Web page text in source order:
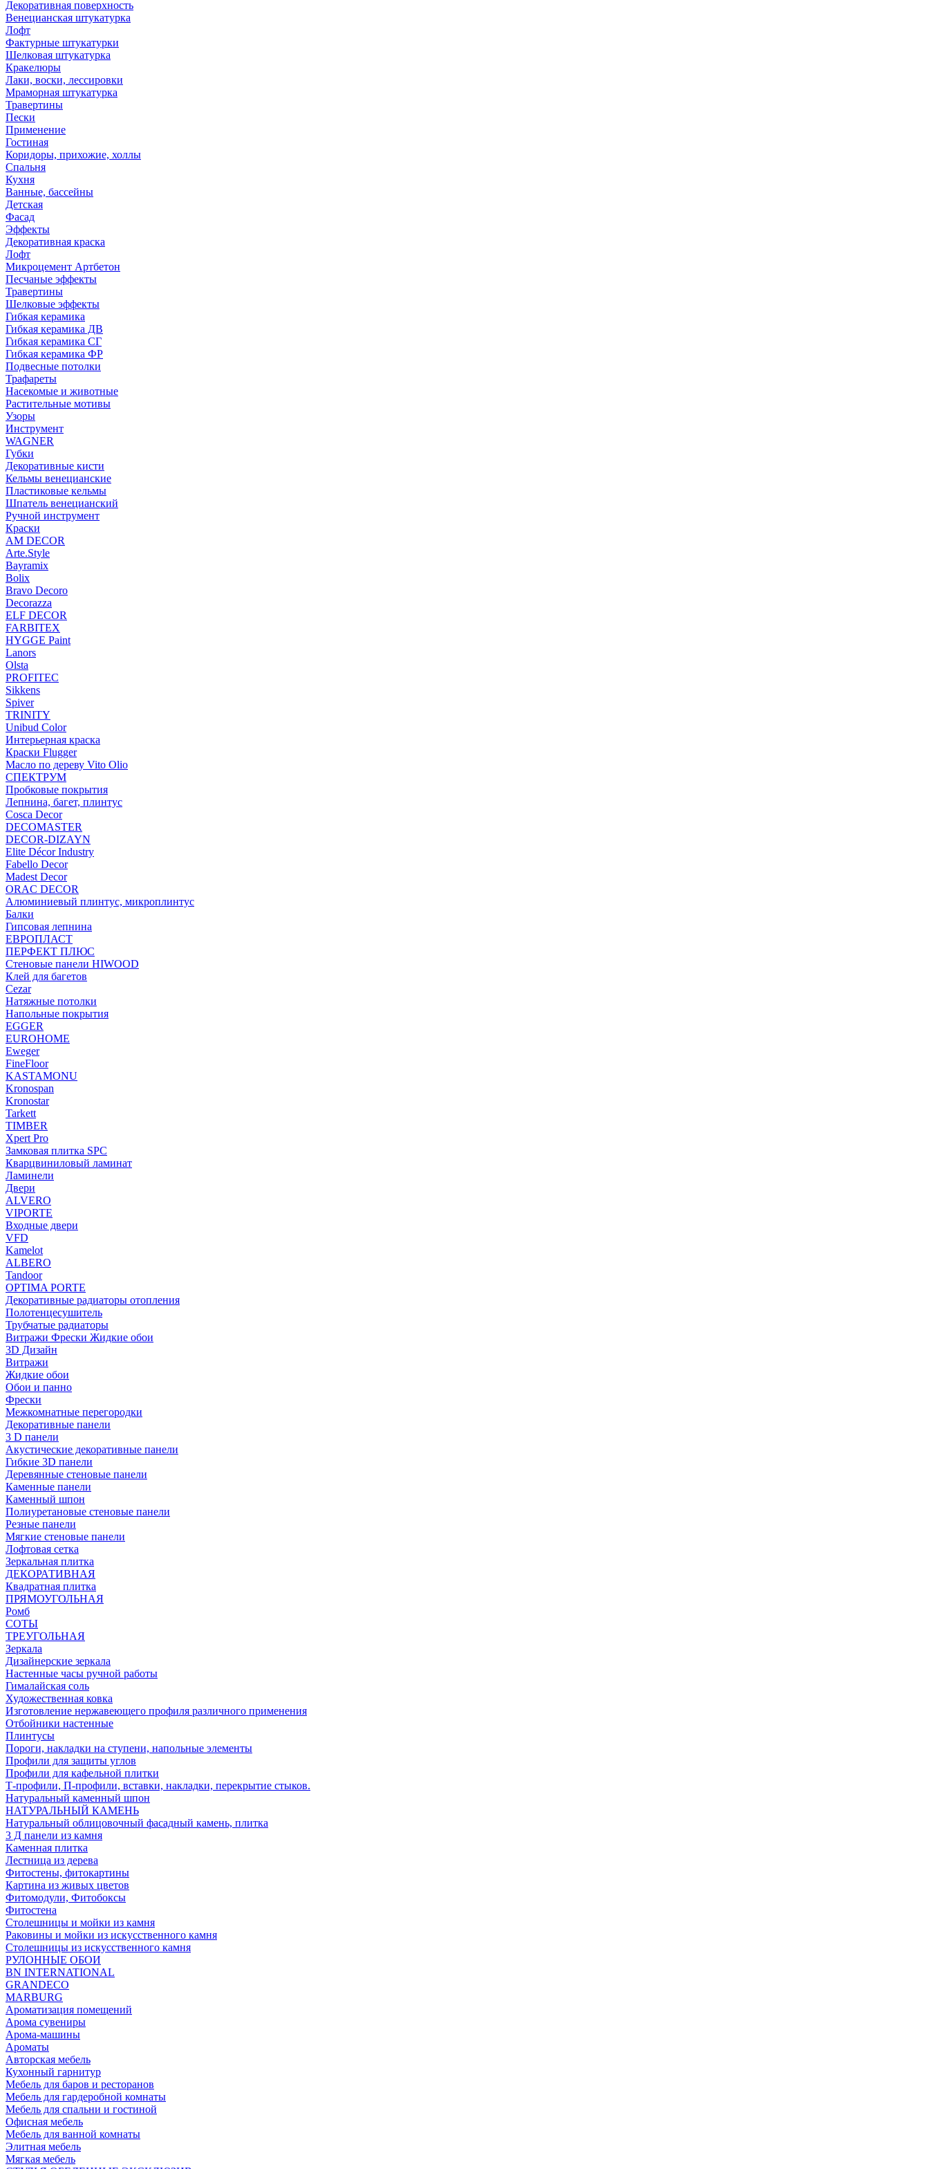
Декоративная поверхность
Венецианская штукатурка
Лофт
Фактурные штукатурки
Шелковая штукатурка
Кракелюры
Лаки, воски, лессировки
Мраморная штукатурка
Травертины
Пески
Применение
Гостиная
Коридоры, прихожие, холлы
Спальня
Кухня
Ванные, бассейны
Детская
Фасад
Эффекты
Декоративная краска
Лофт
Микроцемент Артбетон
Песчаные эффекты
Травертины
Шелковые эффекты
Гибкая керамика
Гибкая керамика ДВ
Гибкая керамика СГ
Гибкая керамика ФР
Подвесные потолки
Трафареты
Насекомые и животные
Растительные мотивы
Узоры
Инструмент
WAGNER
Губки
Декоративные кисти
Кельмы венецианские
Пластиковые кельмы
Шпатель венецианский
Ручной инструмент
Краски
AM DECOR
Arte.Style
Bayramix
Bolix
Bravo Decoro
Decorazza
ELF DECOR
FARBITEX
HYGGE Paint
Lanors
Olsta
PROFITEC
Sikkens
Spiver
TRINITY
Unibud Color
Интерьерная краска
Краски Flugger
Масло по дереву Vito Olio
СПЕКТРУМ
Пробковые покрытия
Лепнина, багет, плинтус
Cosca Decor
DECOMASTER
DECOR-DIZAYN
Elite Décor Industry
Fabello Decor
Madest Decor
ORAC DECOR
Алюминиевый плинтус, микроплинтус
Балки
Гипсовая лепнина
ЕВРОПЛАСТ
ПЕРФЕКТ ПЛЮС
Стеновые панели HIWOOD
Клей для багетов
Cezar
Натяжные потолки
Напольные покрытия
EGGER
EUROHOME
Eweger
FineFloor
KASTAMONU
Kronospan
Kronostar
Tarkett
TIMBER
Xpert Pro
Замковая плитка SPC
Кварцвиниловый ламинат
Ламинели
Двери
ALVERO
VIPORTE
Входные двери
VFD
Kamelot
ALBERO
Tandoor
OPTIMA PORTE
Декоративные радиаторы отопления
Полотенцесушитель
Трубчатые радиаторы
Витражи Фрески Жидкие обои
3D Дизайн
Витражи
Жидкие обои
Обои и панно
Фрески
Межкомнатные перегородки
Декоративные панели
3 D панели
Акустические декоративные панели
Гибкие 3D панели
Деревянные стеновые панели
Каменные панели
Каменный шпон
Полиуретановые стеновые панели
Резные панели
Мягкие стеновые панели
Лофтовая сетка
Зеркальная плитка
ДЕКОРАТИВНАЯ
Квадратная плитка
ПРЯМОУГОЛЬНАЯ
Ромб
СОТЫ
ТРЕУГОЛЬНАЯ
Зеркала
Дизайнерские зеркала
Настенные часы ручной работы
Гималайская соль
Художественная ковка
Изготовление нержавеющего профиля различного применения
Отбойники настенные
Плинтусы
Пороги, накладки на ступени, напольные элементы
Профили для защиты углов
Профили для кафельной плитки
Т-профили, П-профили, вставки, накладки, перекрытие стыков.
Натуральный каменный шпон
НАТУРАЛЬНЫЙ КАМЕНЬ
Натуральный облицовочный фасадный камень, плитка
3 Д панели из камня
Каменная плитка
Лестница из дерева
Фитостены, фитокартины
Картина из живых цветов
Фитомодули, Фитобоксы
Фитостена
Столешницы и мойки из камня
Раковины и мойки из искусственного камня
Столешницы из искусственного камня
РУЛОННЫЕ ОБОИ
BN INTERNATIONAL
GRANDECO
MARBURG
Ароматизация помещений
Арома сувениры
Арома-машины
Ароматы
Авторская мебель
Кухонный гарнитур
Мебель для баров и ресторанов
Мебель для гардеробной комнаты
Мебель для спальни и гостиной
Офисная мебель
Мебель для ванной комнаты
Элитная мебель
Мягкая мебель